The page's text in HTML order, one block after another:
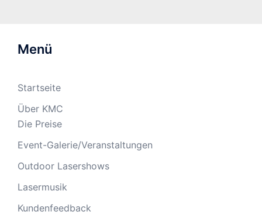
Menü
Startseite
Über KMC
Die Preise
Event-Galerie/Veranstaltungen
Outdoor Lasershows
Lasermusik
Kundenfeedback